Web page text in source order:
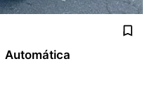
Automática